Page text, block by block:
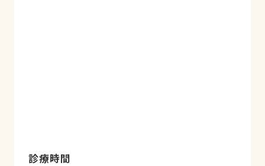
診療時間